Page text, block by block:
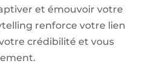
et émouvoir votre
renforce votre lien
crédibilité et vous